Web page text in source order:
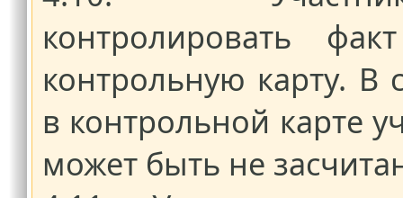
контролировать
контрольную карту. В
в контрольной карте
может быть не